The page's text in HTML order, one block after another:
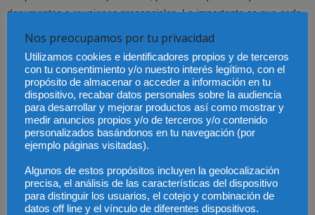
documentos o reuniones presenciales. Lo importante es que cada
Si se trata de una empresa que requiere de servicios legales de
manera permanente, entonces se fijarán reuniones de trabajo para
establecer los servicios que se van a incluir en el contrato, hacer
las negociaciones pertinentes y firmar un contrato de servicios.
Contar con un despacho de abogados expertos y con
experiencia es determinante para la supervivencia de una
organización, ya que cada decisión que se tome contará con la
asesoría adecuada.
Nos preocupamos por tu privacidad
Utilizamos cookies e identificadores propios y de terceros
con tu consentimiento y/o nuestro interés legítimo, con el
propósito de almacenar o acceder a información en tu
dispositivo, recabar datos personales sobre la audiencia
para desarrollar y mejorar productos así como mostrar y
medir anuncios propios y/o de terceros y/o contenido
personalizados basándonos en tu navegación (por
ejemplo páginas visitadas).
Algunos de estos propósitos incluyen la geolocalización
precisa, el análisis de las características del dispositivo
para distinguir los usuarios, el cotejo y combinación de
datos off line y el vínculo de diferentes dispositivos.